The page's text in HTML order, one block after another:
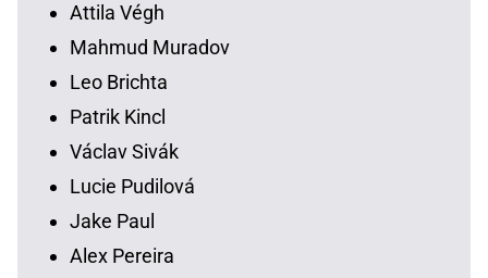
Attila Végh
Mahmud Muradov
Leo Brichta
Patrik Kincl
Václav Sivák
Lucie Pudilová
Jake Paul
Alex Pereira